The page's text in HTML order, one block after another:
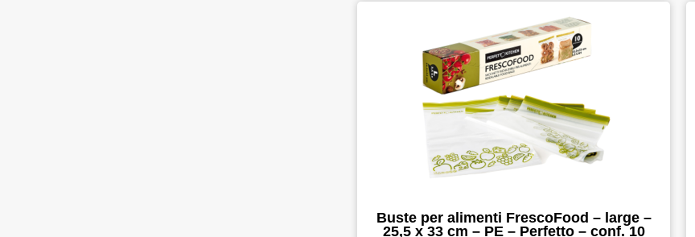
Buste per alimenti FrescoFood – large –
25,5 x 33 cm – PE – Perfetto – conf. 10